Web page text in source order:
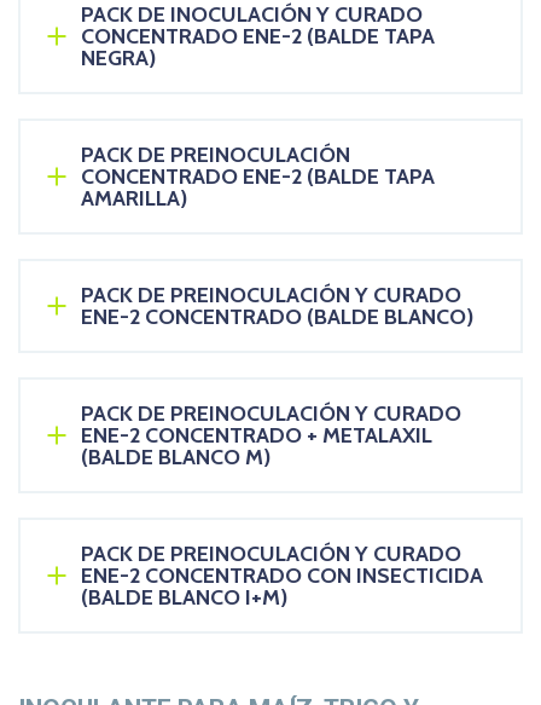
PACK DE INOCULACIÓN Y CURADO
CONCENTRADO ENE-2 (BALDE TAPA
NEGRA)
PACK DE PREINOCULACIÓN
CONCENTRADO ENE-2 (BALDE TAPA
AMARILLA)
PACK DE PREINOCULACIÓN Y CURADO
ENE-2 CONCENTRADO (BALDE BLANCO)
PACK DE PREINOCULACIÓN Y CURADO
ENE-2 CONCENTRADO + METALAXIL
(BALDE BLANCO M)
PACK DE PREINOCULACIÓN Y CURADO
ENE-2 CONCENTRADO CON INSECTICIDA
(BALDE BLANCO I+M)